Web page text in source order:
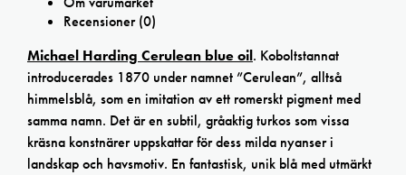
Recensioner (0)
Michael Harding Cerulean blue oil. Koboltstannat
introducerades 1870 under namnet ”Cerulean”, alltså
himmelsblå, som en imitation av ett romerskt pigment med
samma namn. Det är en subtil, gråaktig turkos som vissa
kräsna konstnärer uppskattar för dess milda nyanser i
landskap och havsmotiv. En fantastisk, unik blå med utmärkt